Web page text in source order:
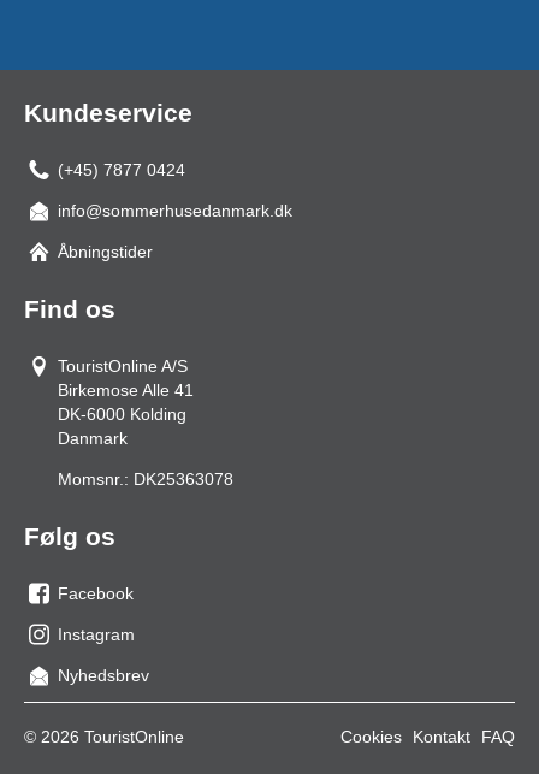
Kundeservice
(+45) 7877 0424
info@sommerhusedanmark.dk
Åbningstider
Find os
TouristOnline A/S
Birkemose Alle 41
DK-6000 Kolding
Danmark
Momsnr.: DK25363078
Følg os
os
på
facebook
Facebook
os
på
Instagram
Nyhedsbrev
© 2026 TouristOnline Cookies Kontakt FAQ